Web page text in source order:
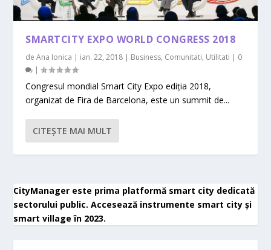
SMARTCITY EXPO WORLD CONGRESS 2018
deAna Ionica | ian. 22, 2018 | Business, Comunitati, Utilitati | 0
|
Congresul mondial Smart City Expo ediția 2018,
organizat de Fira de Barcelona, este un summit de...
CITEŞTE MAI MULT
CityManager este prima platformă smart city dedicată
sectorului public. Accesează instrumente smart city și
smart village în 2023.